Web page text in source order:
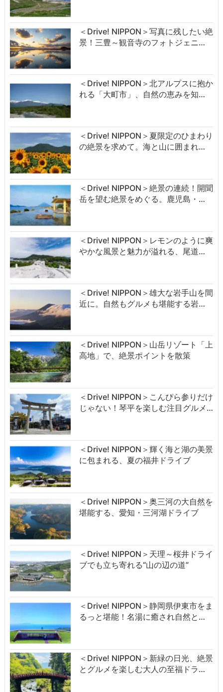
＜Drive! NIPPON＞写真に残したい絶
景！三豊～観音寺のフォトジェニ…
＜Drive! NIPPON＞北アルプスに抱か
れる「大町市」、自然の恵みを知…
＜Drive! NIPPON＞夏限定のひまわり
の絶景を求めて。海と山に囲まれ…
＜Drive! NIPPON＞絶景の連続！開聞
岳を望む絶景をめぐる。鹿児島・…
＜Drive! NIPPON＞レモンのように爽
やかな風景と魅力が溢れる、尾道…
＜Drive! NIPPON＞雄大な岩手山を間
近に。自然もグルメも堪能する岩…
＜Drive! NIPPON＞山岳リゾート「上
高地」で、絶景ポイントを散策
＜Drive! NIPPON＞こんぴら参りだけ
じゃない！琴平を楽しむ注目グルメ…
＜Drive! NIPPON＞輝く海と湖の美景
に包まれる、夏の福井ドライブ
＜Drive! NIPPON＞奥三河の大自然を
堪能する、愛知・三河湖ドライブ
＜Drive! NIPPON＞天理～桜井ドライ
ブでも立ち寄れる“山の辺の道”
＜Drive! NIPPON＞静岡県伊東市をま
るっと堪能！名湯に癒され自然と…
＜Drive! NIPPON＞新緑の日光、絶景
とグルメを楽しむ大人の至福ドラ…